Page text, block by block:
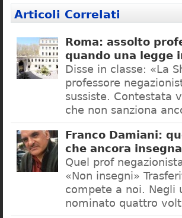
Articoli Correlati
Roma: assolto
quando una legge
Disse in classe: «La
professore
sussiste. Contestata
che non sanziona
Franco Damiani:
che ancora insegna
Quel prof
«Non insegni»
compete a noi.
nominato quattro